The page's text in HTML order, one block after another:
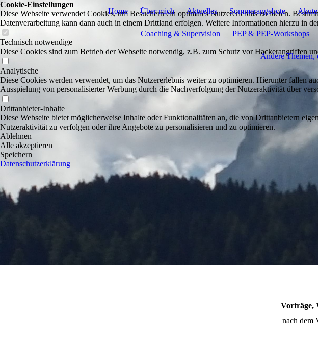
Home Über mich Aktuelles Sommerangebote
Coaching & Supervision PEP & PEP-Workshops
Andere
Vorträge,
nach dem
Cookie-Einstellungen
Diese Webseite verwendet Cookies, um Besuchern ein optimales Nutzererlebnis zu bieten.
Datenverarbeitung kann dann auch in einem Drittland erfolgen. Weitere Informationen hierzu in
Technisch notwendige
Diese Cookies sind zum Betrieb der Webseite notwendig, z.B. zum Schutz vor Hackerangriffen
Analytische
Diese Cookies werden verwendet, um das Nutzererlebnis weiter zu optimieren. Hierunter fallen
Ausspielung von personalisierter Werbung durch die Nachverfolgung der Nutzeraktivität über
Drittanbieter-Inhalte
Diese Webseite bietet möglicherweise Inhalte oder Funktionalitäten an, die von Drittanbietern
Nutzeraktivität zu verfolgen oder ihre Angebote zu personalisieren und zu optimieren.
Ablehnen
Alle akzeptieren
Speichern
Datenschutzerklärung